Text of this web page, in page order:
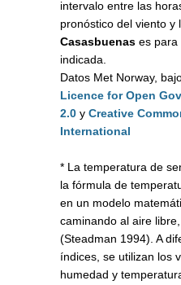
intervalo entre las
pronóstico del viento y
Casasbuenas es para
indicada.
Datos Met Norway,
Licence for Open
2.0 y Creative
International
* La temperatura de
la fórmula de
en un modelo
caminando al aire
(Steadman 1994). A
índices, se utilizan los
humedad y